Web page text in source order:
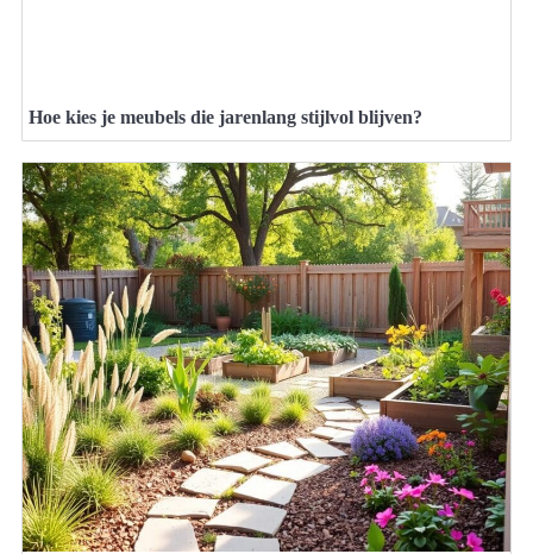
Hoe kies je meubels die jarenlang stijlvol blijven?